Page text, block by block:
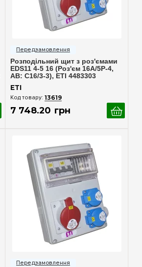
Розподільний щит з роз'ємами
EDS11 4-5 16 (Роз'єм 16A/5P-4,
АВ: C16/3-3), ETI 4483303
ETI
13619
7 748.20 грн